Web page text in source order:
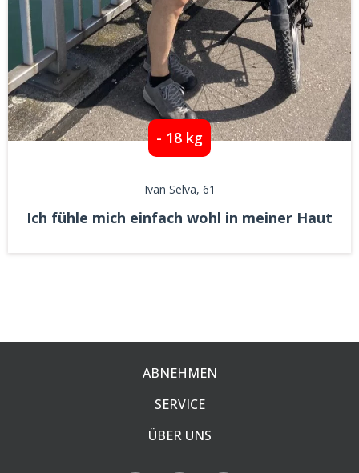
- 18 kg
Ivan Selva, 61
Ich fühle mich einfach wohl in meiner Haut
ABNEHMEN
SERVICE
ÜBER UNS